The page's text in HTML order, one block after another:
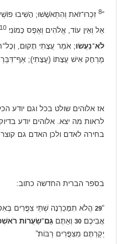
“
8 זִכְרוּ־זֹאת וְהִתְאֹשָׁשׁוּ; הָשִׁיבוּ
אֵל וְאֵין עוֹד, אֱלֹהִים וְאֶפֶס כָּמוֹנִי׃10
לֹא־נַעֲשׂוּ; אֹמֵר עֲצָתִי תָקוּם,
מֶרְחָק אִישׁ עֲצָתוֹ (עֲצָתִי);
אז אלוהים שולט בכל וגם יודע
לראות מה יצא. אלוהים יודע
בחירה לאדם ולכן האדם גם
בספר הברית החדשה כתוב:
“
29 הֲלֹא תִמָּכַרְנָה שְׁתֵּי צִפֳּרִים
אֲבִיכֶם׃30 וְאַתֶּםגַּם־שַׂעֲרוֹת
יְקַרְתֶּם מִצִּפֳּרִים רַבּוֹת׃”